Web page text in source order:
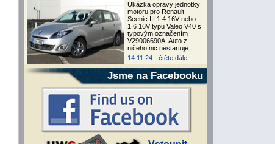
Ukázka opravy jednotky
motoru pro Renault
Scenic III 1.4 16V nebo
1.6 16V typu Valeo V40 s
typovým označením
V29006690A. Auto z
ničeho nic nestartuje.
14.11.24 - čtěte dále
Jsme na Facebooku